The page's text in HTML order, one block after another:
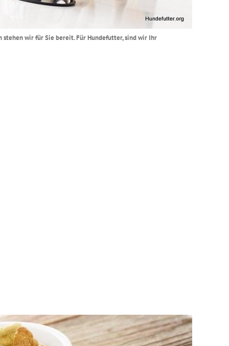
wir für Sie bereit. Für Hundefutter, sind wir Ihr